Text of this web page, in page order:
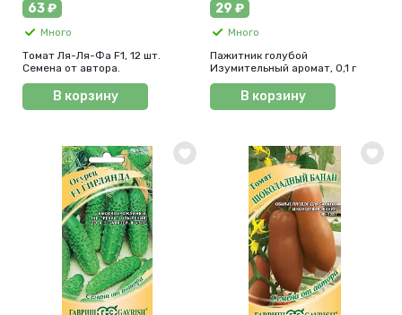
63 ₽
Много
Томат Ля-Ля-Фа F1, 12 шт.
Семена от автора.
В корзину
29 ₽
Много
Пажитник голубой
Изумительный аромат, 0,1 г
В корзину